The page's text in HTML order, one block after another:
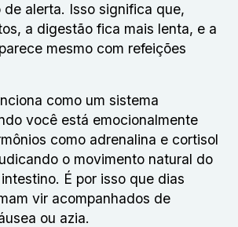
de alerta. Isso significa que,
a digestão fica mais lenta, e a
mesmo com refeições
como um sistema
você está emocionalmente
como adrenalina e cortisol
o movimento natural do
É por isso que dias
vir acompanhados de
ou azia.